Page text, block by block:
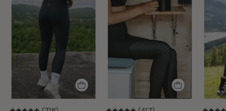
classique
Ecomove
-
Noir
Taille
Haute
Ecomove
Eyelet
Noir